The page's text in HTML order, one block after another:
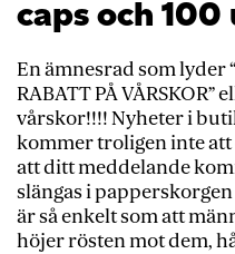
caps och
En ämnesrad som lyder
RABATT PÅ VÅRSKOR”
vårskor!!!! Nyheter i
kommer troligen inte
att ditt meddelande
slängas i
är så enkelt som att
höjer rösten mot dem,